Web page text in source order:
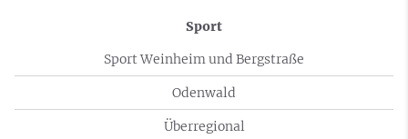
Sport
Sport Weinheim und Bergstraße
Odenwald
Überregional